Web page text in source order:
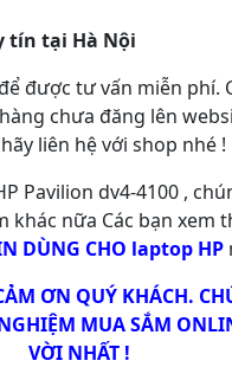
tín tại Hà Nội
được tư vấn miễn phí.
chưa đăng lên
liên hệ với shop nhé !
Pavilion dv4-4100 ,
khác nữa Các bạn xem
DÙNG CHO laptop HP
ƠN QUÝ KHÁCH.
MUA SẮM
VỜI NHẤT !